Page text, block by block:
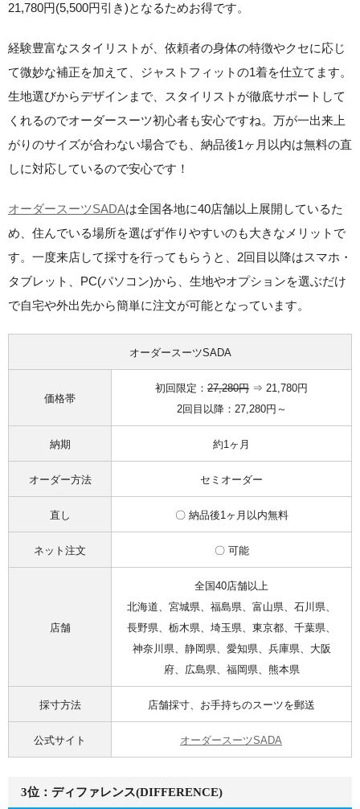
21,780円(5,500円引き)となるためお得です。
経験豊富なスタイリストが、依頼者の身体の特徴やクセに応じ
て微妙な補正を加えて、ジャストフィットの1着を仕立てます。
生地選びからデザインまで、スタイリストが徹底サポートして
くれるのでオーダースーツ初心者も安心ですね。万が一出来上
がりのサイズが合わない場合でも、 納品後1ヶ月以内は無料の直
しに対応しているので安心です！
オーダースーツSADAは全国各地に40店舗以上展開しているた
め、住んでいる場所を選ばず作りやすいのも大きなメリットで
す。一度来店して採寸を行ってもらうと、 2回目以降はスマホ・
タブレット、PC(パソコン)から、生地やオプションを選ぶだけ
で自宅や外出先から簡単に注文が可能となっています。
オーダースーツSADA
価格帯
初回限定： 27,280円 ⇒ 21,780円
2回目以降：27,280円～
納期 約1ヶ月
オーダー方法 セミオーダー
直し 〇 納品後1ヶ月以内無料
ネット注文 〇 可能
店舗
全国40店舗以上
北海道、宮城県、福島県、富山県、石川県、
長野県、栃木県、埼玉県、東京都、千葉県、
神奈川県、静岡県、愛知県、兵庫県、大阪
府、広島県、福岡県、熊本県
採寸方法 店舗採寸、お手持ちのスーツを郵送
公式サイト オーダースーツSADA
3位：ディファレンス(DIFFERENCE)